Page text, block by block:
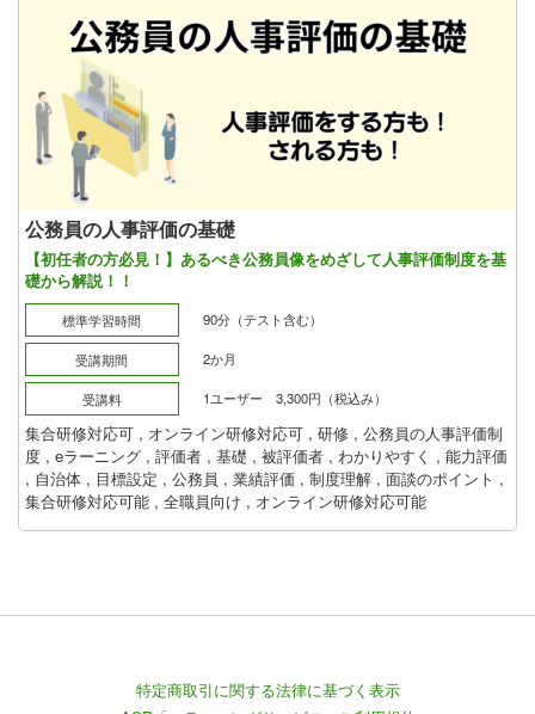
公務員の人事評価の基礎
【初任者の方必見！】あるべき公務員像をめざして人事評価制度を基
礎から解説！！
標準学習時間 90分（テスト含む）
受講期間 2か月
受講料 1ユーザー 3,300円（税込み）
集合研修対応可 , オンライン研修対応可 , 研修 , 公務員の人事評価制
度 , eラーニング , 評価者 , 基礎 , 被評価者 , わかりやすく , 能力評価
, 自治体 , 目標設定 , 公務員 , 業績評価 , 制度理解 , 面談のポイント ,
集合研修対応可能 , 全職員向け , オンライン研修対応可能
特定商取引に関する法律に基づく表示